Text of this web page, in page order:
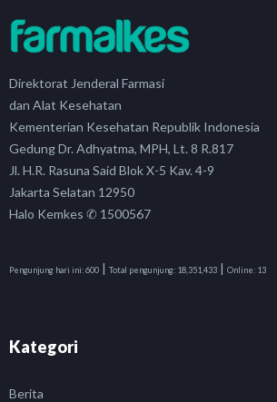
Direktorat Jenderal Farmasi
dan Alat Kesehatan
Kementerian Kesehatan Republik Indonesia
Gedung Dr. Adhyatma, MPH, Lt. 8 R.817
Jl. H.R. Rasuna Said Blok X-5 Kav. 4-9
Jakarta Selatan 12950
Halo Kemkes ✆ 1500567
Pengunjung hari ini:600 | Total pengunjung: 18,351,433 | Online: 13
Kategori
Berita